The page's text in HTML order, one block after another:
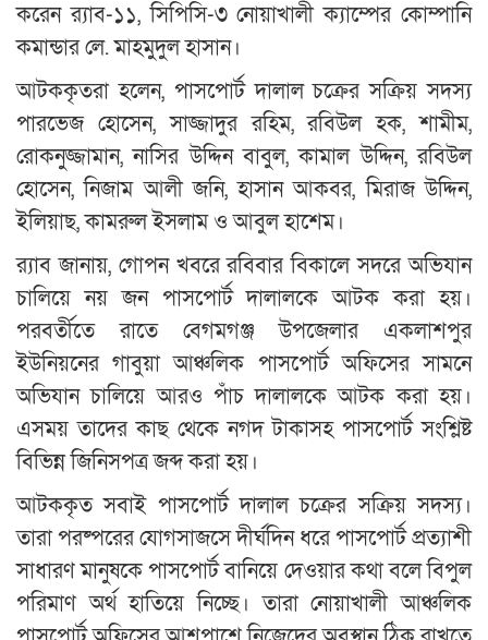
করেন র‌্যাব-১১, সিপিসি-৩ নোয়াখালী ক্যাম্পের কোম্পানি
কমান্ডার লে. মাহমুদুল হাসান।
আটককৃতরা হলেন, পাসপোর্ট দালাল চক্রের সক্রিয় সদস্য
পারভেজ হোসেন, সাজ্জাদুর রহিম, রবিউল হক, শামীম,
রোকনুজ্জামান, নাসির উদ্দিন বাবুল, কামাল উদ্দিন, রবিউল
হোসেন, নিজাম আলী জনি, হাসান আকবর, মিরাজ উদ্দিন,
ইলিয়াছ, কামরুল ইসলাম ও আবুল হাশেম।
র‌্যাব জানায়, গোপন খবরে রবিবার বিকালে সদরে অভিযান
চালিয়ে নয় জন পাসপোর্ট দালালকে আটক করা হয়।
পরবর্তীতে রাতে বেগমগঞ্জ উপজেলার একলাশপুর
ইউনিয়নের গাবুয়া আঞ্চলিক পাসপোর্ট অফিসের সামনে
অভিযান চালিয়ে আরও পাঁচ দালালকে আটক করা হয়।
এসময় তাদের কাছ থেকে নগদ টাকাসহ পাসপোর্ট সংশ্লিষ্ট
বিভিন্ন জিনিসপত্র জব্দ করা হয়।
আটককৃত সবাই পাসপোর্ট দালাল চক্রের সক্রিয় সদস্য।
তারা পরষ্পরের যোগসাজসে দীর্ঘদিন ধরে পাসপোর্ট প্রত্যাশী
সাধারণ মানুষকে পাসপোর্ট বানিয়ে দেওয়ার কথা বলে বিপুল
পরিমাণ অর্থ হাতিয়ে নিচ্ছে। তারা নোয়াখালী আঞ্চলিক